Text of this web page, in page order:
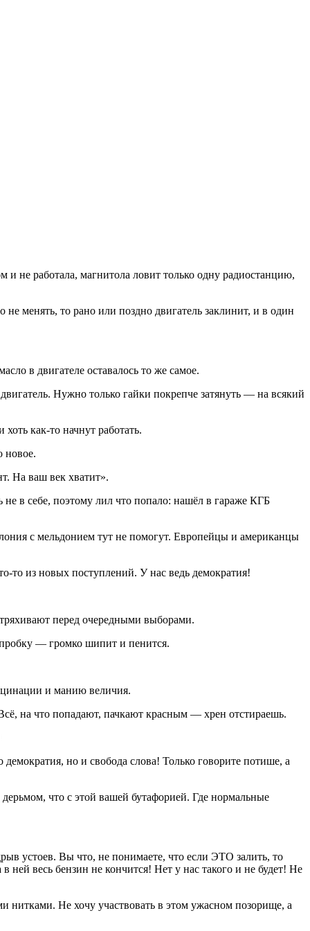
не работала, магнитола ловит только одну радиостанцию,
менять, то рано или поздно двигатель заклинит, и в один
в двигателе оставалось то же самое.
Нужно только гайки покрепче затянуть — на всякий
как-то начнут работать.
новое.
На ваш век хватит».
в себе, поэтому лил что попало: нашёл в гараже КГБ
с мельдонием тут не помогут. Европейцы и американцы
то из новых поступлений. У нас ведь демократия!
перед очередными выборами.
— громко шипит и пенится.
и манию величия.
на что попадают, пачкают красным — хрен отстираешь.
но и свобода слова! Только говорите потише, а
что с этой вашей бутафорией. Где нормальные
устоев. Вы что, не понимаете, что если ЭТО залить, то
ней весь бензин не кончится! Нет у нас такого и не будет! Не
Не хочу участвовать в этом ужасном позорище, а